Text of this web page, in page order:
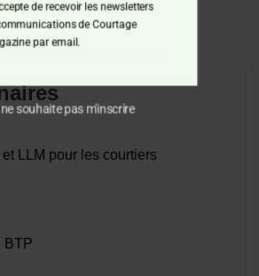
5, 2026
et LLM pour les courtiers
BTP
de recevoir les newsletters
de Courtage
par email.
souhaite pas m'inscrire